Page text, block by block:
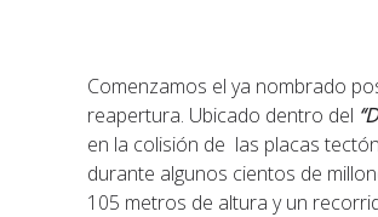
Comenzamos el ya nombrado
reapertura. Ubicado dentro del
en la colisión de las placas
durante algunos cientos de
105 metros de altura y un